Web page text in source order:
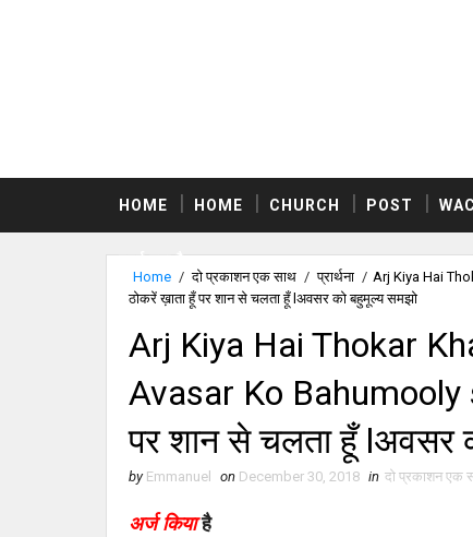
HOME HOME CHURCH POST
स्वर्ग क्या है
Home / दो प्रकाशन एक साथ / प्रार्थना / Arj Kiya Hai
ठोकरें ख़ाता हूँ पर शान से चलता हूँ lअवसर को बहुमूल्य समझो
Arj Kiya Hai Thokar
Avasar Ko Bahumooly
पर शान से चलता हूँ lअवसर
by Emmanuel on December 30, 2018 in दो प्रकाशन एक
अर्ज कियाहै